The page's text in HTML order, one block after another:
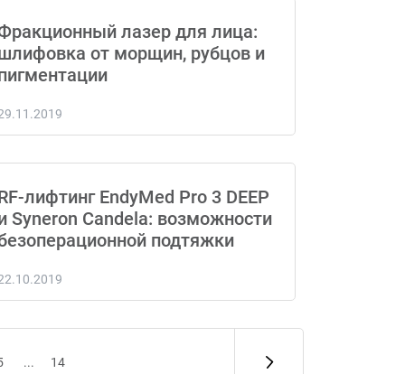
лазер для лица:
от морщин, рубцов и
лифтинг EndyMed Pro 3 DEEP
Syneron Candela: возможности
подтяжки
... 14